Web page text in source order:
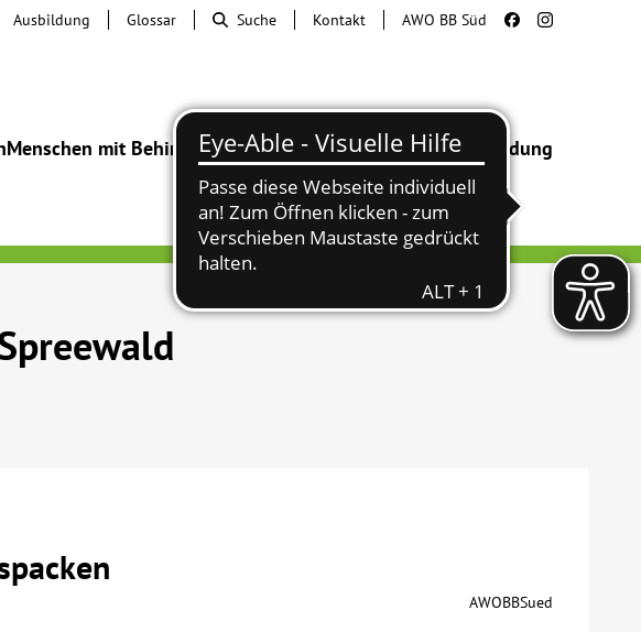
Menschen mit BehinderungBeratung & HilfeBegegnung Bildung
Ausbildung Glossar Suche Kontakt AWO BB Süd
AWOBBSued